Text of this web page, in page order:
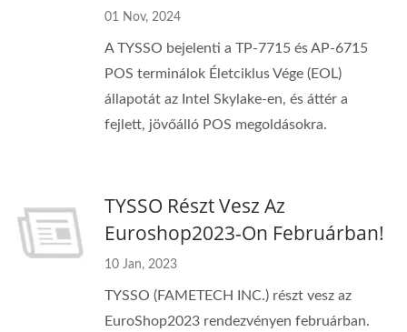
01 Nov, 2024
A TYSSO bejelenti a TP-7715 és AP-6715
POS terminálok Életciklus Vége (EOL)
állapotát az Intel Skylake-en, és áttér a
fejlett, jövőálló POS megoldásokra.
TYSSO Részt Vesz Az
Euroshop2023-On Februárban!
10 Jan, 2023
TYSSO (FAMETECH INC.) részt vesz az
EuroShop2023 rendezvényen februárban.